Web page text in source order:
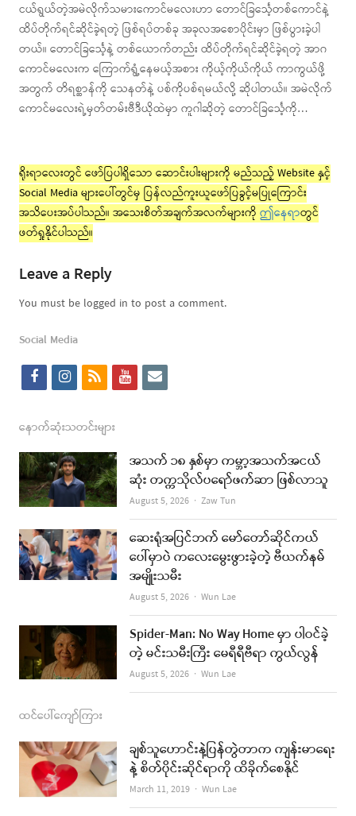
ငယ်ရွယ်တဲ့အမဲလိုက်သမားကောင်မလေးဟာ တောင်ခြင်္သေ့တစ်ကောင်နဲ့
ထိပ်တိုက်ရင်ဆိုင်ခဲ့ရတဲ့ ဖြစ်ရပ်တစ်ခု အခုလအစောပိုင်းမှာ ဖြစ်ပွားခဲ့ပါ
တယ်။ တောင်ခြင်္သေ့နဲ့ တစ်ယောက်တည်း ထိပ်တိုက်ရင်ဆိုင်ခဲ့ရတဲ့ အာဂ
ကောင်မလေးက ကြောက်ရွံ့နေမယ့်အစား ကိုယ့်ကိုယ်ကိုယ် ကာကွယ်ဖို့
အတွက် တိရစ္ဆာန်ကို သေနတ်နဲ့ ပစ်ကိုပစ်ရမယ်လို့ ဆိုပါတယ်။ အမဲလိုက်
ကောင်မလေးရဲ့မှတ်တမ်းဗီဒီယိုထဲမှာ ကူဂါဆိုတဲ့ တောင်ခြင်္သေ့ကို…
ရိုးရာလေးတွင် ဖော်ပြပါရှိသော ဆောင်းပါးများကို မည်သည့် Website နှင့်
Social Media များပေါ်တွင်မှ ပြန်လည်ကူးယူဖော်ပြခွင့်မပြုကြောင်း
အသိပေးအပ်ပါသည်။ အသေးစိတ်အချက်အလက်များကို ဤနေရာတွင်
ဖတ်ရှုနိုင်ပါသည်။
Leave a Reply
You must be logged in to post a comment.
Social Media
f
c
e
b
o
o
k
i
s
t
a
g
r
a
m
r
s
y
t
u
b
e
e
i
l
နောက်ဆုံးသတင်းများ
အသက် ၁၈ နှစ်မှာ ကမ္ဘာ့အသက်အငယ်
ဆုံး တက္ကသိုလ်ပရော်ဖက်ဆာ ဖြစ်လာသူ
August 5, 2026 Author
Zaw Tun
ဆေးရုံအပြင်ဘက် မော်တော်ဆိုင်ကယ်
ပေါ်မှာပဲ ကလေးမွေးဖွားခဲ့တဲ့ ဗီယက်နမ်
အမျိုးသမီး
August 5, 2026 Author
Wun Lae
Spider-Man: No Way Home မှာ ပါဝင်ခဲ့
တဲ့ မင်းသမီးကြီး မေရီရီဗီရာ ကွယ်လွန်
August 5, 2026 Author
Wun Lae
ထင်ပေါ်ကျော်ကြား
ချစ်သူဟောင်းနဲ့ပြန်တွဲတာက ကျန်းမာရေး
နဲ့ စိတ်ပိုင်းဆိုင်ရာကို ထိခိုက်စေနိုင်
March 11, 2019 Author
Wun Lae